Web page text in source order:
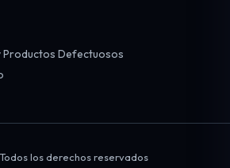
Productos Defectuosos
los derechos reservados